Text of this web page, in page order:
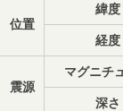
位置
緯度
経度
震源
マグニチ
深さ